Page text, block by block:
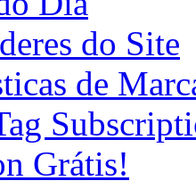
do Site
de
Grátis!